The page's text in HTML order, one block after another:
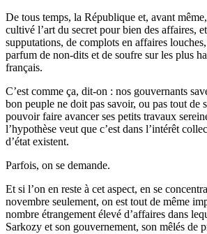
De tous temps, la République et, avant
cultivé l’art du secret pour bien des affaires,
supputations, de complots en affaires
parfum de non-dits et de soufre sur les plus
français.
C’est comme ça, dit-on : nos gouvernants
bon peuple ne doit pas savoir, ou pas tout de
pouvoir faire avancer ses petits travaux
l’hypothèse veut que c’est dans l’intérêt
d’état existent.
Parfois, on se demande.
Et si l’on en reste à cet aspect, en se
novembre seulement, on est tout de même
nombre étrangement élevé d’affaires dans
Sarkozy et son gouvernement, son mêlés de